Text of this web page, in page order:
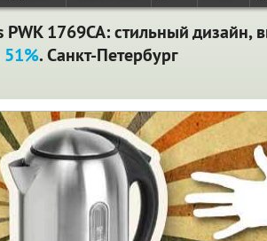
1769CA: стильный
51%. Санкт-Петербург